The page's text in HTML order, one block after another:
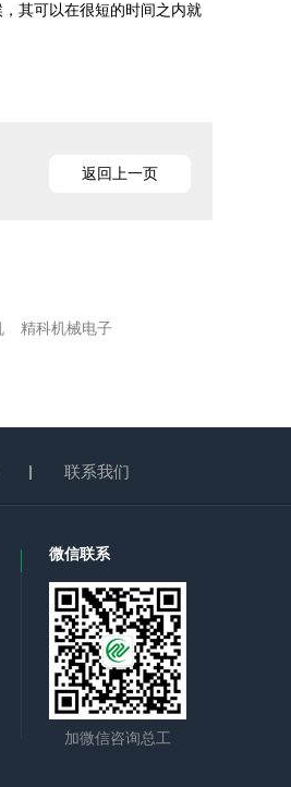
其可以在很短的时间之内就
返回上一页
精科机械电子
联系我们
微信联系
加微信咨询总工